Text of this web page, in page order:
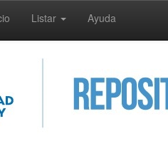
Listar Ayuda